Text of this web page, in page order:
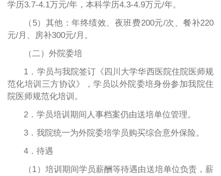
学历3.7-4.1万元/年，本科学历4.3-4.9万元/年。
（5）其他：年终绩效、夜班费200元/次、餐补220
元/月、房补300元/月。
（二）外院委培
1．学员与我院签订《四川大学华西医院住院医师规
范化培训三方协议》，学员以外院委培身份参加我院住
院医师规范化培训。
2．学员培训期间人事档案仍由送培单位管理。
3．我院统一为外院委培学员购买综合意外保险。
4．待遇
（1）培训期间学员薪酬等待遇由送培单位负责，薪